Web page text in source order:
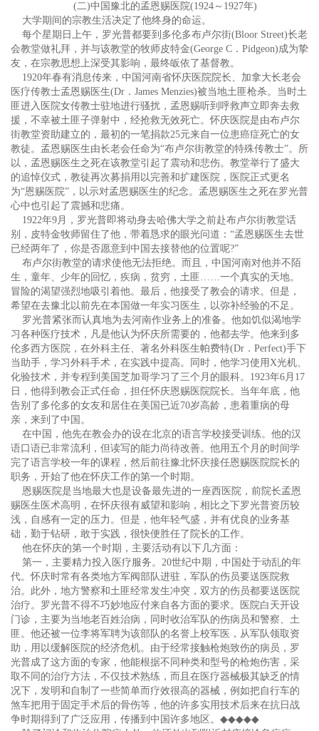
(二)中国豫北的孟恩赐医院(1924～1927年)
大学期间的宗教生活决定了他终身的命运。
每个星期日上午，罗光普都要到多伦多布卢尔街(Bloor Street)长老
会教堂做礼拜，并与该教堂的牧师皮特金(George C．Pidgeon)成为挚
友，在宗教思想上深受其影响，最终皈依了基督教。
1920年春有消息传来，中国河南省怀庆医院院长、加拿大长老会
医疗传教士孟恩赐医生(Dr．James Menzies)被当地土匪枪杀。当时土
匪进入医院女传教士驻地进行骚扰，孟恩赐听到呼救声立即奔去救
援，不幸被土匪子弹射中，经抢救无效死亡。怀庆医院是由布卢尔
街教堂资助建立的，最初的一笔捐款25元来自一位患癌症死亡的女
教徒。孟恩赐医生由长老会任命为“布卢尔街教堂的特殊传教士”。所
以，孟恩赐医生之死在该教堂引起了震动和悲伤。教堂举行了盛大
的追悼仪式，教徒再次募捐用以完善和扩建医院，医院正式更名
为“恩赐医院”，以示对孟恩赐医生的纪念。孟恩赐医生之死在罗光普
心中也引起了震撼和悲痛。
1922年9月，罗光普即将动身去哈佛大学之前赴布卢尔街教堂话
别，皮特金牧师留住了他，带着恳求的眼光问道：“孟恩赐医生去世
已经两年了，你是否愿意到中国去接替他的位置呢?”
布卢尔街教堂的请求使他无法拒绝。而且，中国河南对他并不陌
生，童年、少年的回忆，疾病，贫穷，土匪……一个真实的天地。
冒险的渴望强烈地吸引着他。最后，他接受了教会的请求。但是，
希望在去豫北以前先在本国做一年实习医生，以弥补经验的不足。
罗光普紧张而认真地为去河南作业务上的准备。他如饥似渴地学
习各种医疗技术，凡是他认为怀庆所需要的，他都去学。他来到多
伦多西方医院，在外科主任、著名外科医生帕费特(Dr．Perfect)手下
当助手，学习外科手术，在实践中提高。同时，他学习使用X光机、
化验技术，并专程到美国芝加哥学习了三个月的眼科。1923年6月17
日，他得到教会正式任命，担任怀庆恩赐医院院长。当年年底，他
告别了多伦多的女友和居住在美国已近70岁高龄，患着重病的母
亲，来到了中国。
在中国，他先在教会办的设在北京的语言学校接受训练。他的汉
语口语已非常流利，但读写的能力尚待改善。他用五个月的时间学
完了语言学校一年的课程，然后前往豫北怀庆接任恩赐医院院长的
职务，开始了他在怀庆工作的第一个时期。
恩赐医院是当地最大也是设备最先进的一座西医院，前院长孟恩
赐医生医术高明，在怀庆很有威望和影响，相比之下罗光普资历较
浅，自感有一定的压力。但是，他年轻气盛，并有优良的业务基
础，勤于钻研，敢于实践，很快便胜任了院长的工作。
他在怀庆的第一个时期，主要活动有以下几方面：
第一，主要精力投入医疗服务。20世纪中期，中国处于动乱的年
代。怀庆时常有各类地方军阀部队进驻，军队的伤员要送医院救
治。此外，地方警察和土匪经常发生冲突，双方的伤员都要送医院
治疗。罗光普不得不巧妙地应付来自各方面的要求。医院白天开设
门诊，主要为当地老百姓治病，同时收治军队的伤病员和警察、土
匪。他还被一位李将军聘为该部队的名誉上校军医，从军队领取资
助，用以缓解医院的经济危机。由于经常接触枪炮致伤的病员，罗
光普成了这方面的专家，他能根据不同种类和型号的枪炮伤害，采
取不同的治疗方法，不仅技术熟练，而且在医疗器械极其缺乏的情
况下，发明和自制了一些简单而疗效很高的器械，例如把自行车的
煞车把用于固定手术后的骨伤等，他的许多实用技术后来在抗日战
争时期得到了广泛应用，传播到中国许多地区。 ◆◆◆◆◆